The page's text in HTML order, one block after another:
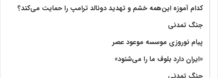
کدام آموزه این‌همه خشم و تهدید دونالد ترامپ را حمایت می‌کند؟
جنگ تمدنی
پیام نوروزی موسسه موعود عصر
«ایران دارد بلوف ما را می‌شنود»